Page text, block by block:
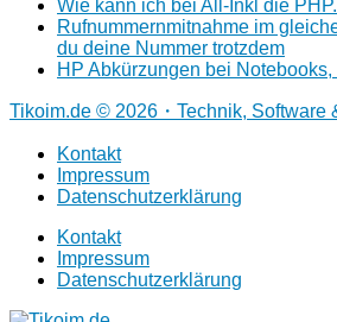
Wie kann ich bei All-Inkl die
Rufnummernmitnahme im
du deine Nummer trotzdem
HP Abkürzungen bei
Tikoim.de © 2026・Technik, Software
Kontakt
Impressum
Datenschutzerklärung
Kontakt
Impressum
Datenschutzerklärung